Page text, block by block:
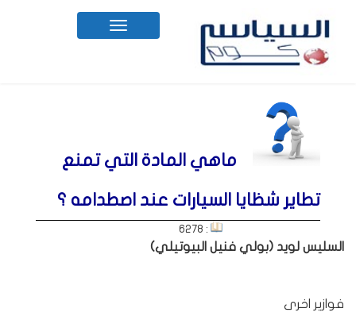
Toggle
navigation
ماهي المادة التي تمنع
تطاير شظايا السيارات عند اصطدامه ؟
: 6278
السليس لويد (بولي فنيل البيوتيلي)
فوازير اخرى